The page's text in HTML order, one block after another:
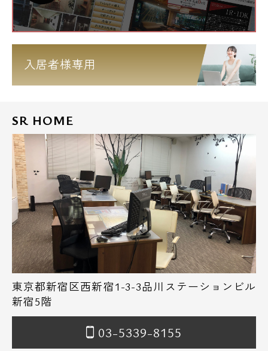
入居者様専用
SR HOME
東京都新宿区西新宿1-3-3品川ステーションビル
新宿5階
03-5339-8155